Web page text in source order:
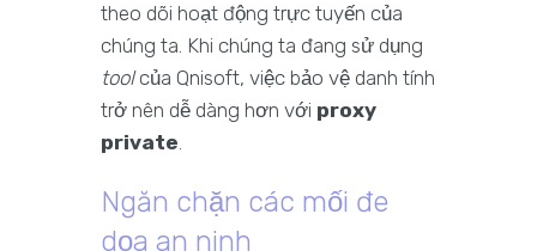
theo dõi hoạt động trực tuyến của
chúng ta. Khi chúng ta đang sử dụng
toolcủa Qnisoft, việc bảo vệ danh tính
trở nên dễ dàng hơn với proxy
private.
Ngăn chặn các mối đe
dọa an ninh